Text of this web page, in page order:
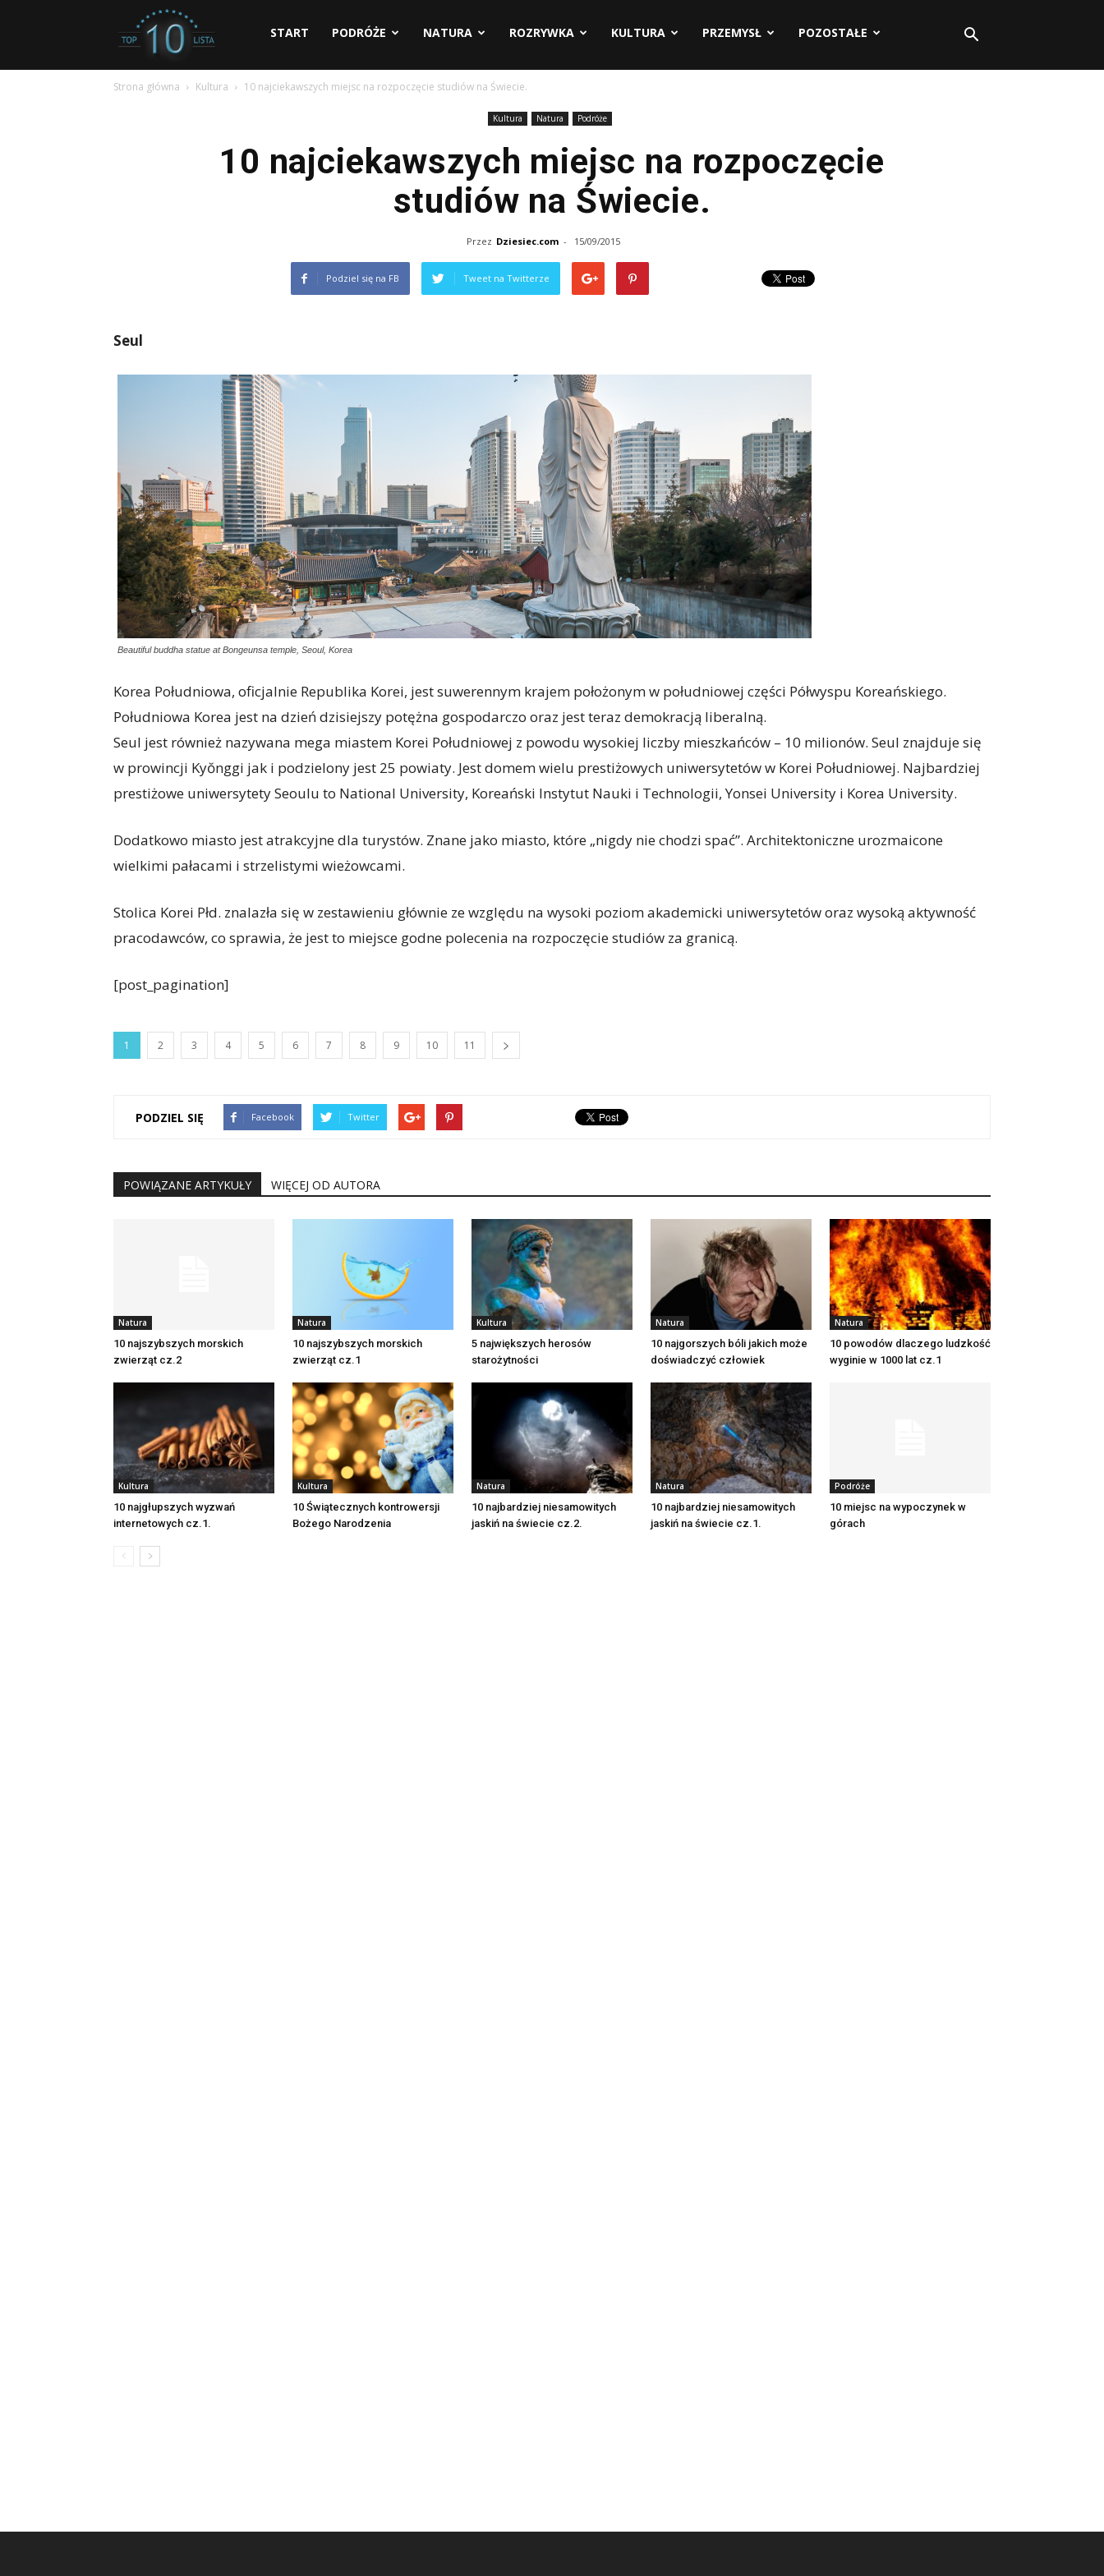
dziesiec.com
START PODRÓŻE NATURA ROZRYWKA KULTURA PRZEMYSŁ POZOSTAŁE
Strona główna Kultura 10 najciekawszych miejsc na rozpoczęcie studiów na Świecie.
Kultura Natura Podróże
10 najciekawszych miejsc na rozpoczęcie
studiów na Świecie.
Przez Dziesiec.com - 15/09/2015
Podziel się na FB Tweet na Twitterze
Seul
Beautiful buddha statue at Bongeunsa temple, Seoul, Korea
Korea Południowa, oficjalnie Republika Korei, jest suwerennym krajem położonym w południowej części Półwyspu Koreańskiego.
Południowa Korea jest na dzień dzisiejszy potężna gospodarczo oraz jest teraz demokracją liberalną.
Seul jest również nazywana mega miastem Korei Południowej z powodu wysokiej liczby mieszkańców – 10 milionów. Seul znajduje się
w prowincji Kyŏnggi jak i podzielony jest 25 powiaty. Jest domem wielu prestiżowych uniwersytetów w Korei Południowej. Najbardziej
prestiżowe uniwersytety Seoulu to National University, Koreański Instytut Nauki i Technologii, Yonsei University i Korea University.
Dodatkowo miasto jest atrakcyjne dla turystów. Znane jako miasto, które „nigdy nie chodzi spać”. Architektoniczne urozmaicone
wielkimi pałacami i strzelistymi wieżowcami.
Stolica Korei Płd. znalazła się w zestawieniu głównie ze względu na wysoki poziom akademicki uniwersytetów oraz wysoką aktywność
pracodawców, co sprawia, że jest to miejsce godne polecenia na rozpoczęcie studiów za granicą.
[post_pagination]
1 2 3 4 5 6 7 8 9 10 11
PODZIEL SIĘ Facebook Twitter
POWIĄZANE ARTYKUŁY WIĘCEJ OD AUTORA
Natura
10 najszybszych morskich
zwierząt cz.2
Natura
10 najszybszych morskich
zwierząt cz.1
Kultura
5 największych herosów
starożytności
Natura
10 najgorszych bóli jakich może
doświadczyć człowiek
Natura
10 powodów dlaczego ludzkość
wyginie w 1000 lat cz.1
Kultura
10 najgłupszych wyzwań
internetowych cz.1.
Kultura
10 Świątecznych kontrowersji
Bożego Narodzenia
Natura
10 najbardziej niesamowitych
jaskiń na świecie cz.2.
Natura
10 najbardziej niesamowitych
jaskiń na świecie cz.1.
Podróże
10 miejsc na wypoczynek w
górach